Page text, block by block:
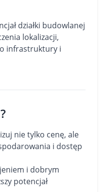
działki budowlanej
lokalizacji,
infrastruktury i
nie tylko cenę, ale
i dostęp
i dobrym
potencjał